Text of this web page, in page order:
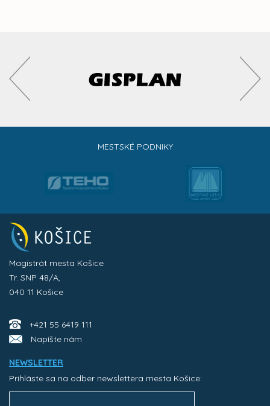
MESTSKÉ PODNIKY
Magistrát mesta Košice
Tr. SNP 48/A,
040 11 Košice
+421 55 6419 111
Napíšte nám
NEWSLETTER
Prihláste sa na odber newslettera mesta Košice: